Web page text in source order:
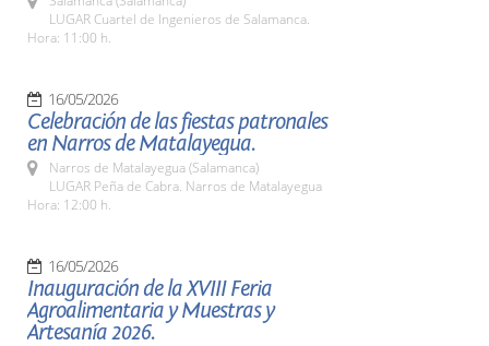
LUGAR Cuartel de Ingenieros de Salamanca.
Hora: 11:00 h.
16/05/2026
Celebración de las fiestas patronales
en Narros de Matalayegua.
Narros de Matalayegua (Salamanca)
LUGAR Peña de Cabra. Narros de Matalayegua
Hora: 12:00 h.
16/05/2026
Inauguración de la XVIII Feria
Agroalimentaria y Muestras y
Artesanía 2026.